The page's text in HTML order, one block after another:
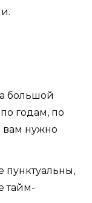
большой
годам, по
вам нужно
пунктуальны,
тайм-